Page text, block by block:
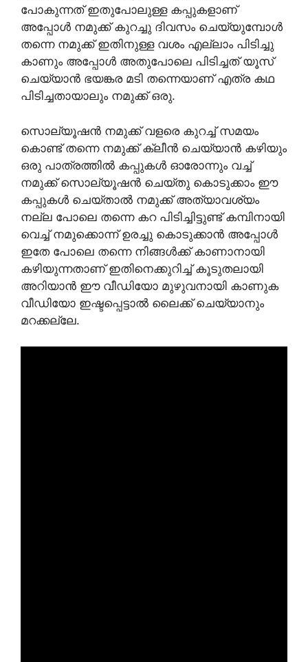
പോകുന്നത് ഇതുപോലുള്ള കപ്പുകളാണ്
അപ്പോൾ നമുക്ക് കുറച്ചു ദിവസം ചെയ്യുമ്പോൾ
തന്നെ നമുക്ക് ഇതിനുള്ള വശം എല്ലാം പിടിച്ചു
കാണും അപ്പോൾ അതുപോലെ പിടിച്ചത് യൂസ്
ചെയ്യാൻ ഭയങ്കര മടി തന്നെയാണ് എത്ര കഥ
പിടിച്ചതായാലും നമുക്ക് ഒരു.
സൊല്യൂഷൻ നമുക്ക് വളരെ കുറച്ച് സമയം
കൊണ്ട് തന്നെ നമുക്ക് ക്ലീൻ ചെയ്യാൻ കഴിയും
ഒരു പാത്രത്തിൽ കപ്പുകൾ ഓരോന്നും വച്ച്
നമുക്ക് സൊല്യൂഷൻ ചെയ്തു കൊടുക്കാം ഈ
കപ്പുകൾ ചെയ്താൽ നമുക്ക് അത്യാവശ്യം
നല്ല പോലെ തന്നെ കറ പിടിച്ചിട്ടുണ്ട് കമ്പിനായി
വെച്ച് നമുക്കൊന്ന് ഉരച്ചു കൊടുക്കാൻ അപ്പോൾ
ഇതേ പോലെ തന്നെ നിങ്ങൾക്ക് കാണാനായി
കഴിയുന്നതാണ് ഇതിനെക്കുറിച്ച് കൂടുതലായി
അറിയാൻ ഈ വീഡിയോ മുഴുവനായി കാണുക
വീഡിയോ ഇഷ്ടപ്പെട്ടാൽ ലൈക്ക് ചെയ്യാനും
മറക്കല്ലേ.